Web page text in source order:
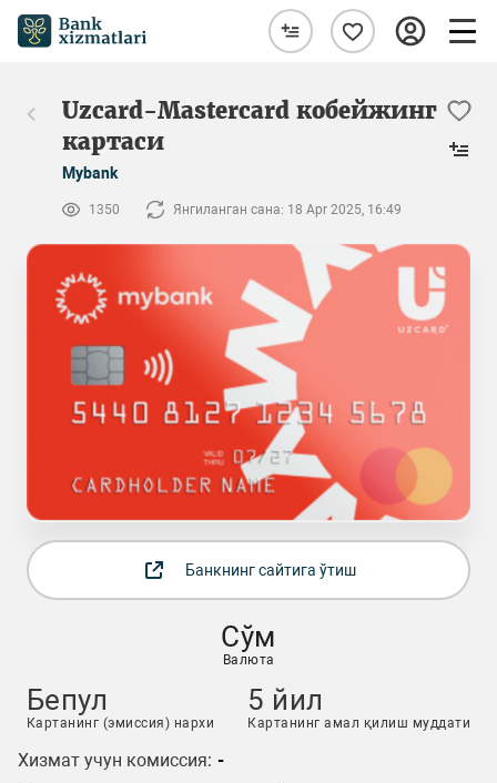
Uzcard-Mastercard кобейжинг
картаси
Mybank
1350 Янгиланган сана: 18 Apr 2025, 16:49
Банкнинг сайтига ўтиш
Сўм
Валюта
Бепул
Картанинг (эмиссия) нархи
5 йил
Картанинг амал қилиш муддати
Хизмат учун комиссия: -